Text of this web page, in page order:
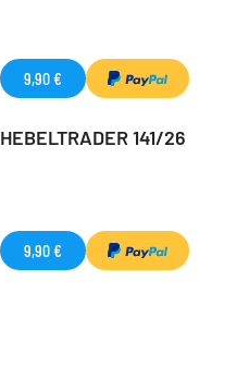
9,90 €
HEBELTRADER 141/26
9,90 €